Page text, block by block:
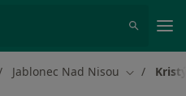
Jablonec Nad Nisou Změna